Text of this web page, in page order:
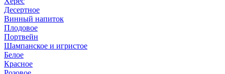
Десертное
Винный напиток
Плодовое
Портвейн
Шампанское и игристое
Белое
Красное